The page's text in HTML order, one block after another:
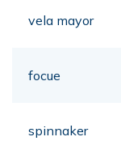
vela mayor
focue
spinnaker